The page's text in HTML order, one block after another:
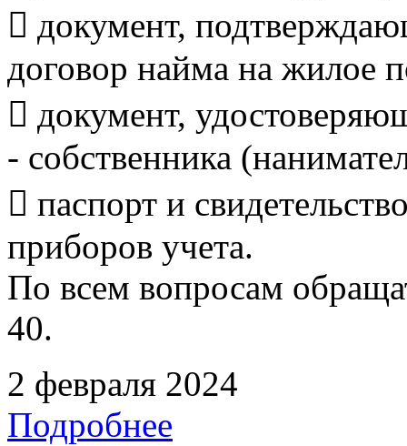
 документ,
договор найма на жилое
 документ,
- собственника
 паспорт и
приборов учета.
По всем вопросам
40.
2 февраля 2024
Подробнее